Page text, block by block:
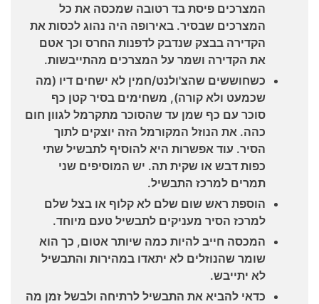
המצרכים פיסת בד רטובה שמכסה את כל
המצרכים שבסיר. באירופה היה נהוג לכסות את
הקדירה בבצק שנדבק לדפנות החרס וכך אטם
את הקדירה ושמר על המצרכים מהתייבשות.
כשחוששים שהצ'ולנט/חמין לא ישחים דיו (מה
שכמעט ולא קורה), משחימים בסיר קטן כף
סוכר עם כף שמן עד שהסוכר מתקרמל לגוון חום
כהה. את הנוזל המקורמל הזה יוצקים לתוך
הסיר. עוד אפשרות היא להוסיף לתבשיל שתי
כפות דבש או שקית תה. יש המוסיפים שני
תמרים למרכז התבשיל.
הוספת ראש שום שלם לא קלוף או בצל שלם
למרכז הסיר מעניקים לתבשיל טעם מיוחד.
המכסה חייב להיות כמה שיותר אטום, כך הוא
שומר שהנוזלים לא יתאדו במהירות והתבשיל
לא יתייבש.
כדאי להביא את התבשיל לרתיחה ולבשל זמן מה